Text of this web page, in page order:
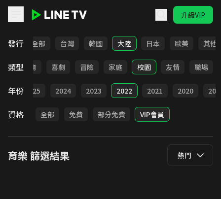
升級VIP
發行 全部 台灣 韓國 大陸 日本 歐美 其他
類型教育 喜劇 冒險 家庭 校園 友情 職場
年份
部 2025 2024 2023 2022 2021 2020
資格 全部 免費 部分免費 VIP會員
育樂篩選結果 熱門